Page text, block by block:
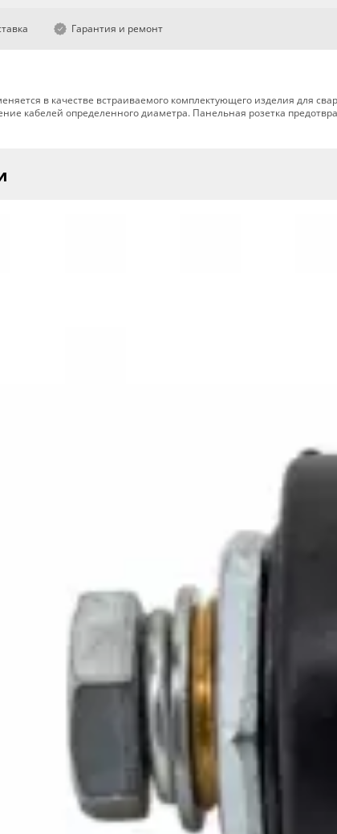
Гарантия и ремонт
в качестве встраиваемого комплектующего изделия для
кабелей определенного диаметра. Панельная розетка